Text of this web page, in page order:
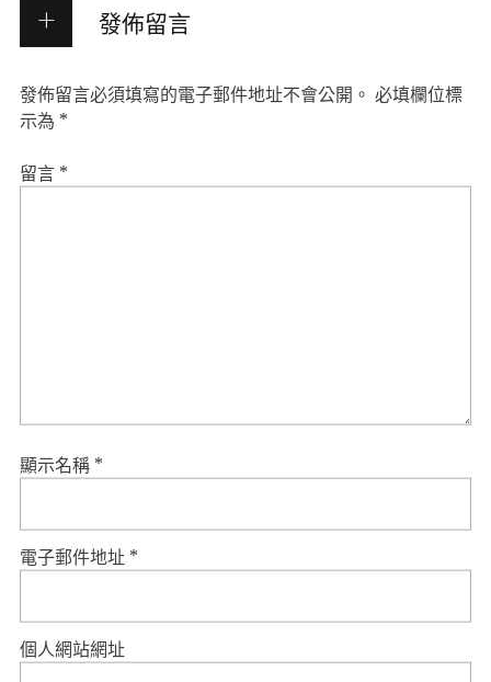
發佈留言
發佈留言必須填寫的電子郵件地址不會公開。 必填欄位標
示為 *
留言 *
顯示名稱 *
電子郵件地址 *
個人網站網址